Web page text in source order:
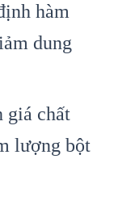
hàm
dung
giá chất
lượng bột